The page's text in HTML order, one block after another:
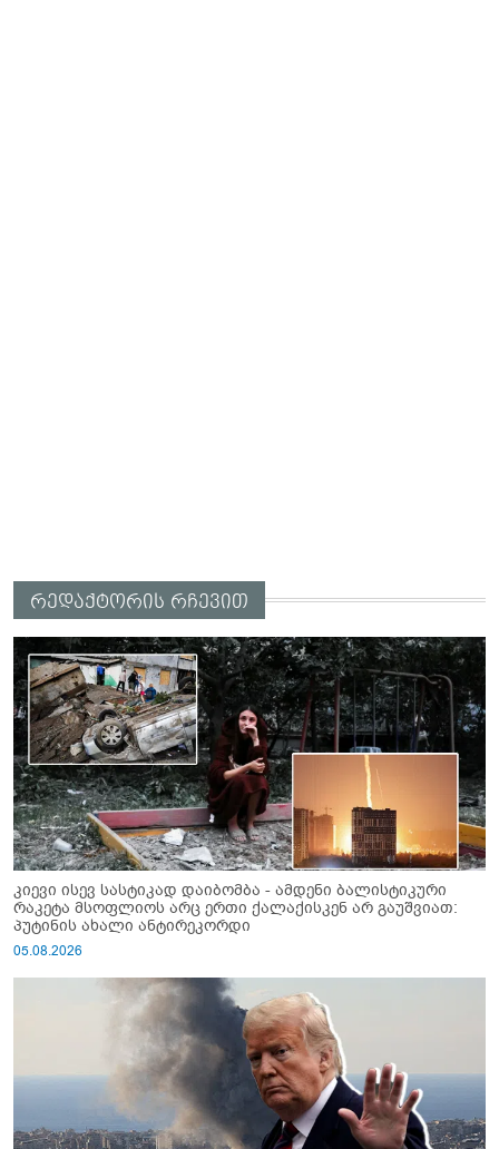
რედაქტორის რჩევით
კიევი ისევ სასტიკად დაიბომბა - ამდენი ბალისტიკური
რაკეტა მსოფლიოს არც ერთი ქალაქისკენ არ გაუშვიათ:
პუტინის ახალი ანტირეკორდი
05.08.2026